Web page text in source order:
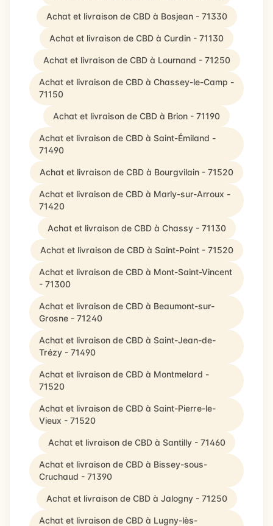
Achat et livraison de CBD à Bosjean - 71330
Achat et livraison de CBD à Curdin - 71130
Achat et livraison de CBD à Lournand - 71250
Achat et livraison de CBD à Chassey-le-Camp -
71150
Achat et livraison de CBD à Brion - 71190
Achat et livraison de CBD à Saint-Émiland -
71490
Achat et livraison de CBD à Bourgvilain - 71520
Achat et livraison de CBD à Marly-sur-Arroux -
71420
Achat et livraison de CBD à Chassy - 71130
Achat et livraison de CBD à Saint-Point - 71520
Achat et livraison de CBD à Mont-Saint-Vincent
- 71300
Achat et livraison de CBD à Beaumont-sur-
Grosne - 71240
Achat et livraison de CBD à Saint-Jean-de-
Trézy - 71490
Achat et livraison de CBD à Montmelard -
71520
Achat et livraison de CBD à Saint-Pierre-le-
Vieux - 71520
Achat et livraison de CBD à Santilly - 71460
Achat et livraison de CBD à Bissey-sous-
Cruchaud - 71390
Achat et livraison de CBD à Jalogny - 71250
Achat et livraison de CBD à Lugny-lès-